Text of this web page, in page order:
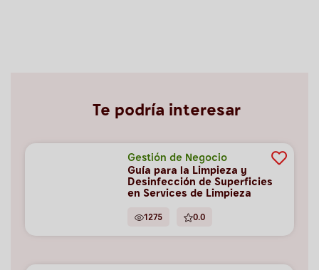
Te podría interesar
Gestión de Negocio
Guía para la Limpieza y
Desinfección de Superficies
en Services de Limpieza
1275 0.0